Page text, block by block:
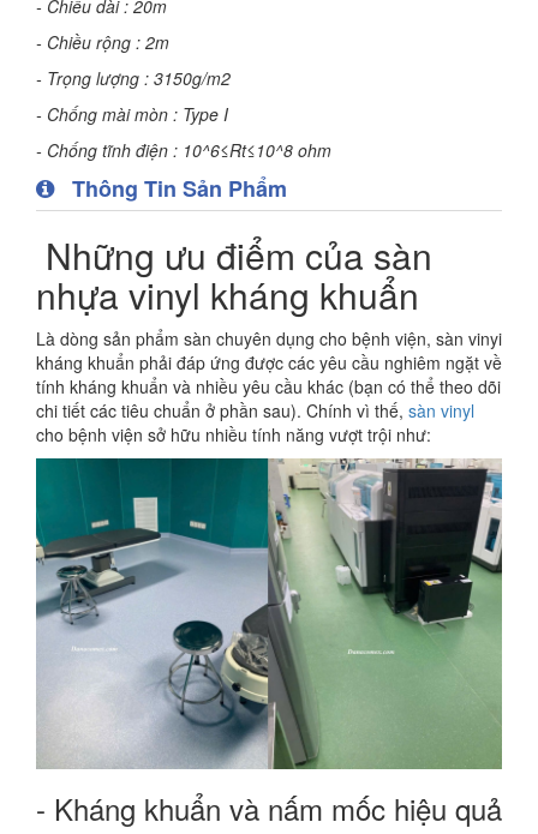
- Chiều dài : 20m
- Chiều rộng : 2m
- Trọng lượng : 3150g/m2
- Chống mài mòn : Type I
- Chống tĩnh điện : 10^6≤Rt≤10^8 ohm
Thông Tin Sản Phẩm
Những ưu điểm của sàn
nhựa vinyl kháng khuẩn
Là dòng sản phẩm sàn chuyên dụng cho bệnh viện, sàn vinyi
kháng khuẩn phải đáp ứng được các yêu cầu nghiêm ngặt về
tính kháng khuẩn và nhiều yêu cầu khác (bạn có thể theo dõi
chi tiết các tiêu chuẩn ở phần sau). Chính vì thế, sàn vinyl
cho bệnh viện sở hữu nhiều tính năng vượt trội như:
- Kháng khuẩn và nấm mốc hiệu quả